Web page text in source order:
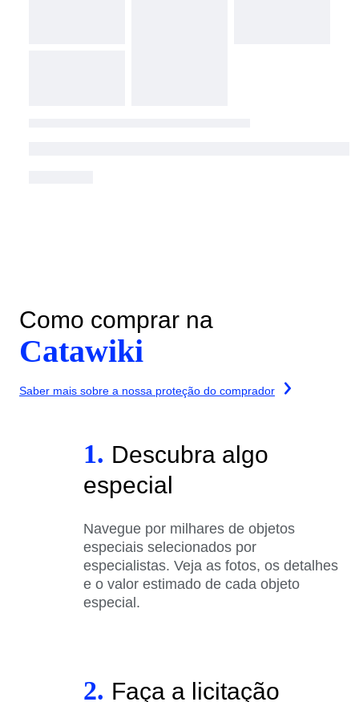
Como comprar na
Catawiki
Saber mais sobre a nossa proteção do comprador
1. Descubra algo
especial
Navegue por milhares de objetos
especiais selecionados por
especialistas. Veja as fotos, os detalhes
e o valor estimado de cada objeto
especial.
2. Faça a licitação